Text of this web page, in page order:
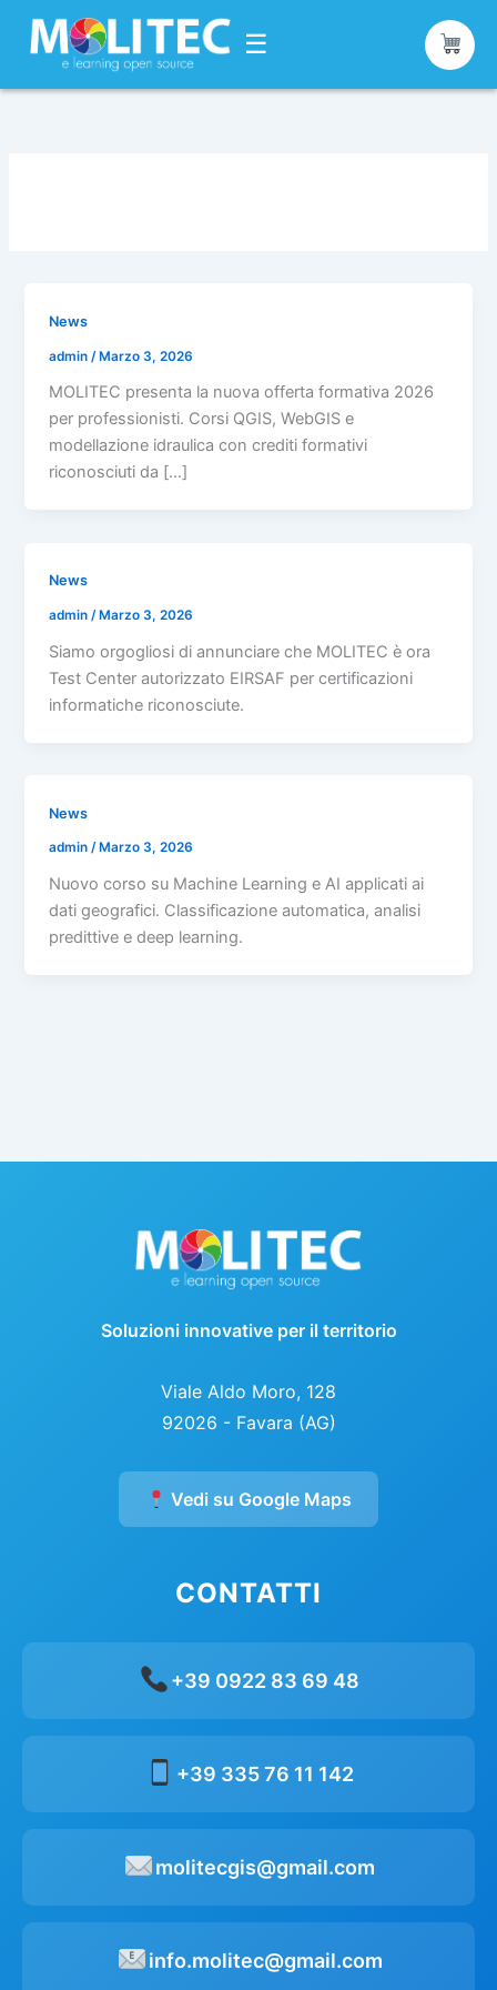
☰
News
admin /Marzo 3, 2026
MOLITEC presenta la nuova offerta formativa 2026
per professionisti. Corsi QGIS, WebGIS e
modellazione idraulica con crediti formativi
riconosciuti da […]
News
admin/ Marzo 3, 2026
Siamo orgogliosi di annunciare che MOLITEC è ora
Test Center autorizzato EIRSAF per certificazioni
informatiche riconosciute.
News
admin/ Marzo 3, 2026
Nuovo corso su Machine Learning e AI applicati ai
dati geografici. Classificazione automatica, analisi
predittive e deep learning.
Soluzioni innovative per il territorio
Viale Aldo Moro, 128
92026 - Favara (AG)
Vedi su Google Maps
CONTATTI
+39 0922 83 69 48
+39 335 76 11 142
molitecgis@gmail.com
info.molitec@gmail.com